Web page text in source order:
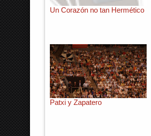
Un Corazón no tan Hermético
Patxi y Zapatero